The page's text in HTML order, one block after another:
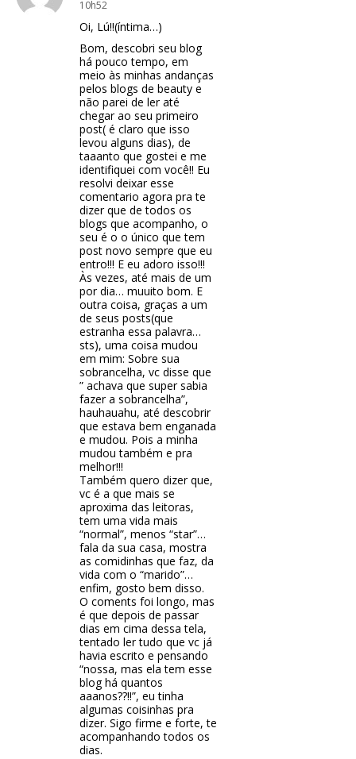
10h52
Oi, Lú!!(íntima…)
Bom, descobri seu blog
há pouco tempo, em
meio às minhas andanças
pelos blogs de beauty e
não parei de ler até
chegar ao seu primeiro
post( é claro que isso
levou alguns dias), de
taaanto que gostei e me
identifiquei com você!! Eu
resolvi deixar esse
comentario agora pra te
dizer que de todos os
blogs que acompanho, o
seu é o o único que tem
post novo sempre que eu
entro!!! E eu adoro isso!!!
Às vezes, até mais de um
por dia… muuito bom. E
outra coisa, graças a um
de seus posts(que
estranha essa palavra…
sts), uma coisa mudou
em mim: Sobre sua
sobrancelha, vc disse que
” achava que super sabia
fazer a sobrancelha”,
hauhauahu, até descobrir
que estava bem enganada
e mudou. Pois a minha
mudou também e pra
melhor!!!
Também quero dizer que,
vc é a que mais se
aproxima das leitoras,
tem uma vida mais
“normal”, menos “star”…
fala da sua casa, mostra
as comidinhas que faz, da
vida com o “marido”…
enfim, gosto bem disso.
O coments foi longo, mas
é que depois de passar
dias em cima dessa tela,
tentado ler tudo que vc já
havia escrito e pensando
“nossa, mas ela tem esse
blog há quantos
aaanos??!!”, eu tinha
algumas coisinhas pra
dizer. Sigo firme e forte, te
acompanhando todos os
dias.